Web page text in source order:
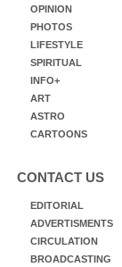
OPINION
PHOTOS
LIFESTYLE
SPIRITUAL
INFO+
ART
ASTRO
CARTOONS
CONTACT US
EDITORIAL
ADVERTISMENTS
CIRCULATION
BROADCASTING